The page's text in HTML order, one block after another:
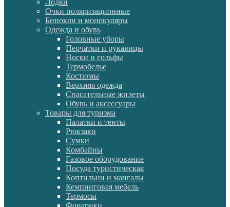
Лодки
Очки поляризационные
Бинокли и монокуляры
Одежда и обувь
Головные уборы
Перчатки и рукавицы
Носки и гольфы
Термобелье
Костюмы
Верхняя одежда
Спасательные жилеты
Обувь и аксессуары
Товары для туризма
Палатки и тенты
Рюкзаки
Сумки
Комбайны
Газовое оборудование
Посуда туристическая
Коптильни и мангалы
Кемпинговая мебель
Термосы
Фонарики